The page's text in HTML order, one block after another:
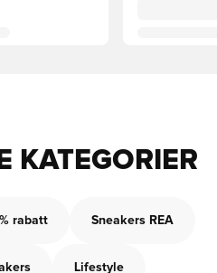
KATEGORIER
rabatt Sneakers REA
Lifestyle